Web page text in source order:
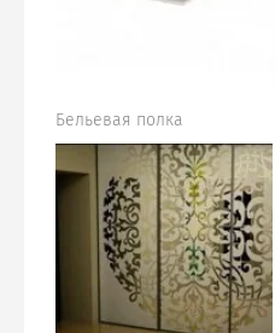
Бельевая полка